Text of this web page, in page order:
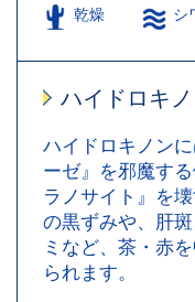
乾燥 シ
ハイドロキ
ハイドロキノン
ーゼ』を邪魔す
ラノサイト』を
の黒ずみや、肝
ミなど、茶・赤
られます。